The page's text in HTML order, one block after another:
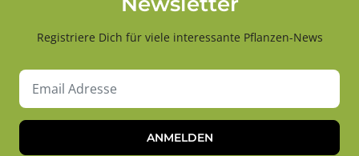
Registriere Dich für viele interessante Pflanzen-News
ANMELDEN